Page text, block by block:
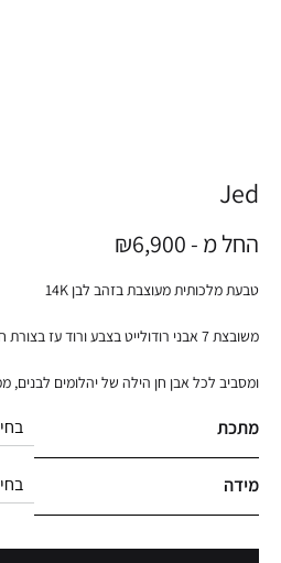
Jed
החל מ - ₪6,900
טבעת מלכותית מעוצבת בזהב לבן 14K
משובצת 7 אבני רודולייט בצבע ורוד עז בצורת חיתוך מרובעות
ומסביב לכל אבן חן הילה של יהלומים לבנים,
מתכת
מידה